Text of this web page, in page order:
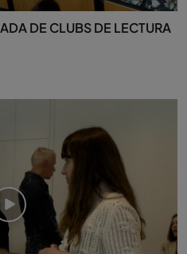
DE CLUBS DE LECTURA